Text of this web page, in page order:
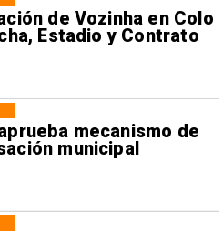
de Vozinha en Colo
Estadio y Contrato
mecanismo de
municipal